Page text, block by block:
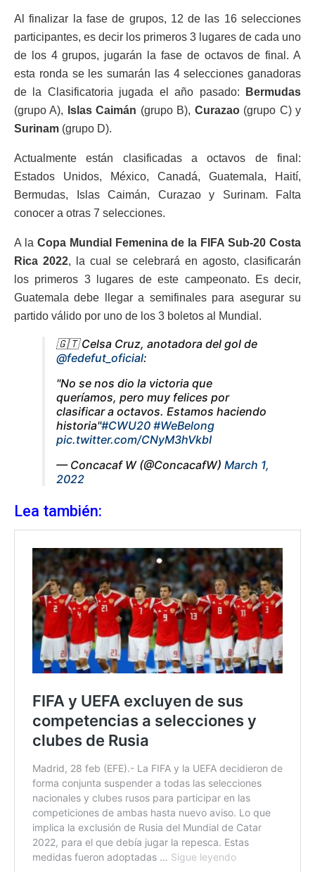
Al finalizar la fase de grupos, 12 de las 16 selecciones
participantes, es decir los primeros 3 lugares de cada uno
de los 4 grupos, jugarán la fase de octavos de final. A
esta ronda se les sumarán las 4 selecciones ganadoras
de la Clasificatoria jugada el año pasado:
Bermudas
(grupo A),
Islas Caimán (grupo B), Curazao(grupo C) y
Surinam (grupo D).
Actualmente están clasificadas a octavos de final:
Estados Unidos, México, Canadá, Guatemala, Haití,
Bermudas, Islas Caimán, Curazao y Surinam. Falta
conocer a otras 7 selecciones.
A la Copa Mundial Femenina de la FIFA Sub-20 Costa
Rica 2022, la cual se celebrará en agosto, clasificarán
los primeros 3 lugares de este campeonato. Es decir,
Guatemala debe llegar a semifinales para asegurar su
partido válido por uno de los 3 boletos al Mundial.
🇬🇹 Celsa Cruz, anotadora del gol de
@fedefut_oficial:
"No se nos dio la victoria que
queríamos, pero muy felices por
clasificar a octavos. Estamos haciendo
historia"#CWU20 #WeBelong
pic.twitter.com/CNyM3hVkbI
— Concacaf W (@ConcacafW) March 1,
2022
Lea también: